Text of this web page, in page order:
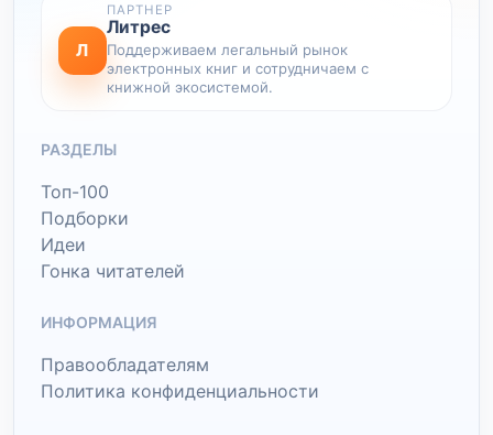
Л
ПАРТНЕР
Литрес
Поддерживаем легальный рынок
электронных книг и сотрудничаем с
книжной экосистемой.
РАЗДЕЛЫ
Топ-100
Подборки
Идеи
Гонка читателей
ИНФОРМАЦИЯ
Правообладателям
Политика конфиденциальности